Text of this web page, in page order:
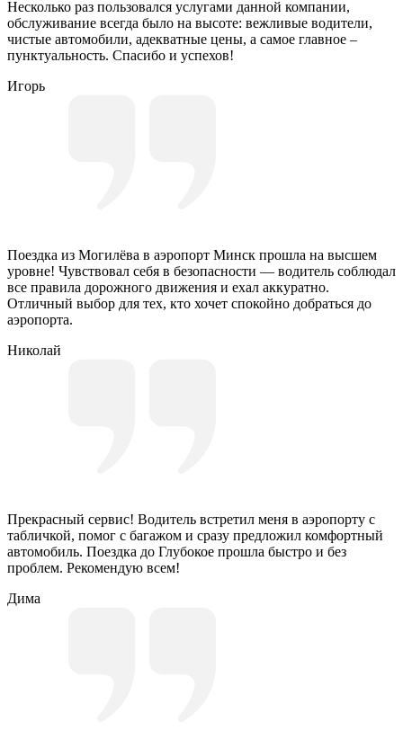
Несколько раз пользовался услугами данной компании,
обслуживание всегда было на высоте: вежливые водители,
чистые автомобили, адекватные цены, а самое главное –
пунктуальность. Спасибо и успехов!
Игорь
Поездка из Могилёва в аэропорт Минск прошла на высшем
уровне! Чувствовал себя в безопасности — водитель соблюдал
все правила дорожного движения и ехал аккуратно.
Отличный выбор для тех, кто хочет спокойно добраться до
аэропорта.
Николай
Прекрасный сервис! Водитель встретил меня в аэропорту с
табличкой, помог с багажом и сразу предложил комфортный
автомобиль. Поездка до Глубокое прошла быстро и без
проблем. Рекомендую всем!
Дима